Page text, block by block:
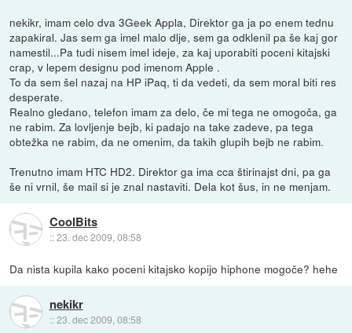
nekikr, imam celo dva 3Geek Appla, Direktor ga ja po enem tednu
zapakiral. Jas sem ga imel malo dlje, sem ga odklenil pa še kaj gor
namestil...Pa tudi nisem imel ideje, za kaj uporabiti poceni kitajski
crap, v lepem designu pod imenom Apple .
To da sem šel nazaj na HP iPaq, ti da vedeti, da sem moral biti res
desperate.
Realno gledano, telefon imam za delo, če mi tega ne omogoča, ga
ne rabim. Za lovljenje bejb, ki padajo na take zadeve, pa tega
obtežka ne rabim, da ne omenim, da takih glupih bejb ne rabim.
Trenutno imam HTC HD2. Direktor ga ima cca štirinajst dni, pa ga
še ni vrnil, še mail si je znal nastaviti. Dela kot šus, in ne menjam.
CoolBits
::23. dec 2009, 08:58
Da nista kupila kako poceni kitajsko kopijo hiphone mogoče? hehe
nekikr
::23. dec 2009, 08:58